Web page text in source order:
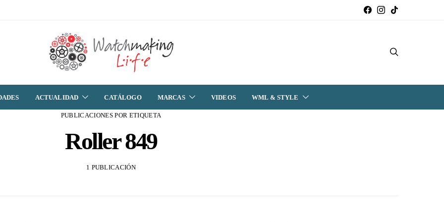
ACTUALIDAD CATÁLOGO MARCAS VIDEOS WML & STYLE
PUBLICACIONES POR ETIQUETA
Roller 849
1 PUBLICACIÓN